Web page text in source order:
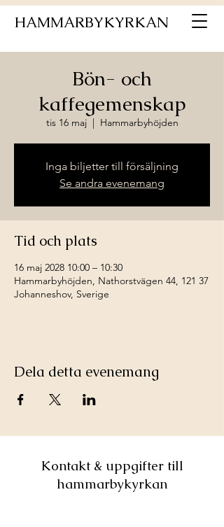
HAMMARBYKYRKAN
Bön- och
kaffegemenskap
tis 16 maj
  |
Hammarbyhöjden
Inga biljetter till försäljning
Se andra evenemang
Tid och plats
16 maj 2028 10:00 – 10:30
Hammarbyhöjden, Nathorstvägen 44, 121 37
Johanneshov, Sverige
Dela detta evenemang
Kontakt & uppgifter till
hammarbykyrkan